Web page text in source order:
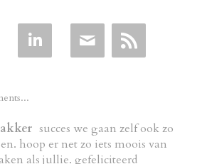
succes we gaan zelf ook zo
hoop er net zo iets moois van
als jullie. gefeliciteerd